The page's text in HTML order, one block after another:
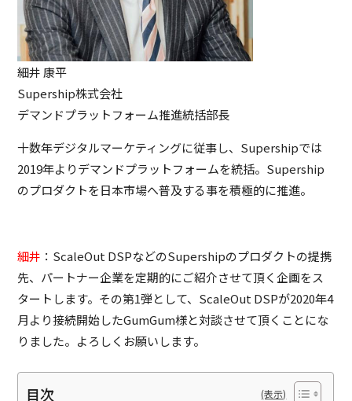
細井 康平
Supership株式会社
デマンドプラットフォーム推進統括部長
十数年デジタルマーケティングに従事し、Supershipでは
2019年よりデマンドプラットフォームを統括。Supership
のプロダクトを日本市場へ普及する事を積極的に推進。
細井 ：ScaleOut DSPなどのSupershipのプロダクトの提携
先、パートナー企業を定期的にご紹介させて頂く企画をス
タートします。その第1弾として、ScaleOut DSPが2020年4
月より接続開始したGumGum様と対談させて頂くことにな
りました。よろしくお願いします。
目次